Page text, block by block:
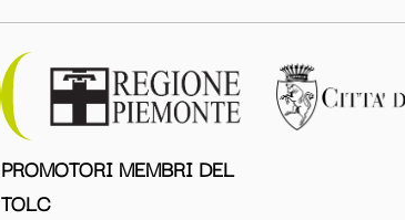
PROMOTORI MEMBRI DEL
TOLC